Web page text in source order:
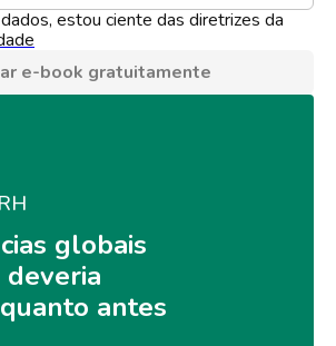
estou ciente das diretrizes da
e-book gratuitamente
globais
deveria
antes